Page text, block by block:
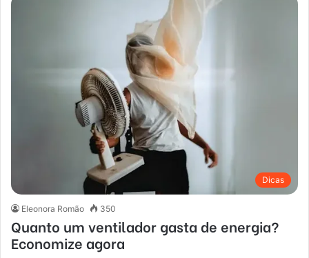
Dicas
Eleonora Romão 350
Quanto um ventilador gasta de energia?
Economize agora